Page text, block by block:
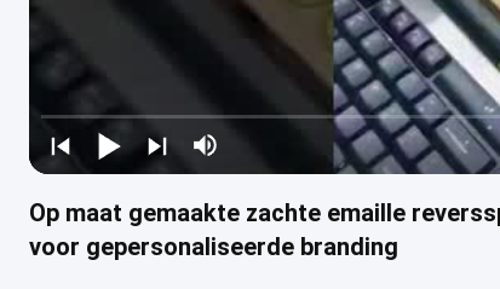
Op maat gemaakte zachte emaille
voor gepersonaliseerde branding